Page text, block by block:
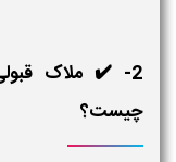
2- ✔️ ملاک
چیست؟